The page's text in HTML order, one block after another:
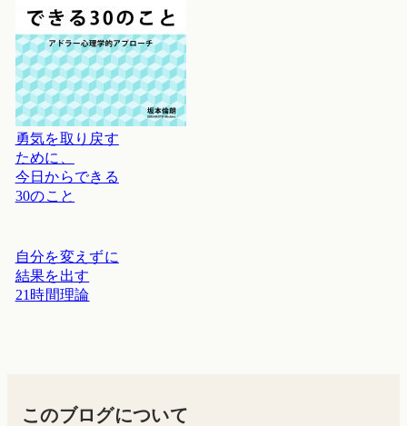
勇気を取り戻す
ために、
今日からできる
30のこと
自分を変えずに
結果を出す
21時間理論
このブログについて